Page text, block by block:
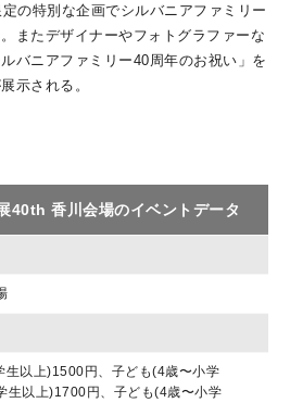
の特別な企画でシルバニアファミリー
またデザイナーやフォトグラファーな
バニアファミリー40周年のお祝い」を
示される。
40th 香川会場のイベントデータ
生以上)1500円、子ども(4歳〜小学
以上)1700円、子ども(4歳〜小学